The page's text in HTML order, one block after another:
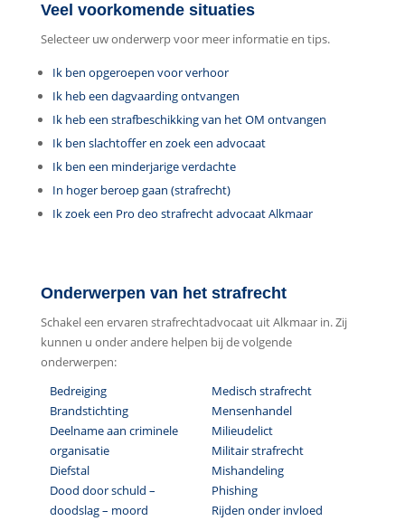
Veel voorkomende situaties
Selecteer uw onderwerp voor meer informatie en tips.
Ik ben opgeroepen voor verhoor
Ik heb een dagvaarding ontvangen
Ik heb een strafbeschikking van het OM ontvangen
Ik ben slachtoffer en zoek een advocaat
Ik ben een minderjarige verdachte
In hoger beroep gaan (strafrecht)
Ik zoek een Pro deo strafrecht advocaat Alkmaar
Onderwerpen van het strafrecht
Schakel een ervaren strafrechtadvocaat uit Alkmaar in. Zij
kunnen u onder andere helpen bij de volgende
onderwerpen:
Bedreiging
Brandstichting
Deelname aan criminele
organisatie
Diefstal
Dood door schuld –
doodslag – moord
Medisch strafrecht
Mensenhandel
Milieudelict
Militair strafrecht
Mishandeling
Phishing
Rijden onder invloed